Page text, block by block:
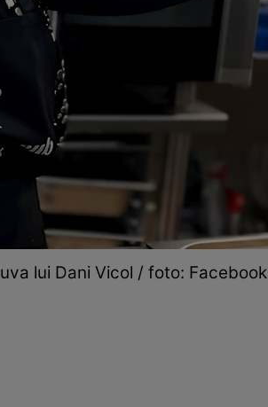
lui Dani Vicol / foto: Facebook